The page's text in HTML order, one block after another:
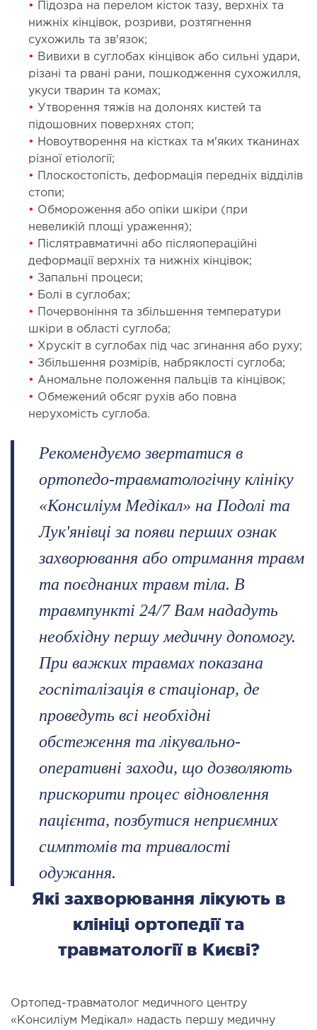
І ЛОР-ХІРУРГІЯ
лікування порожнини носа і
пазух
лікування захворювань та патологій
і глотки
лікування хропіння
хірургія обличчя
хірургія тіла
урологія
І ДЕРМАТОЛОГІЯ
косметологія
косметологія
косметологія
епіляція
косметологія
ЗАХВОРЮВАНЬ
І ЖОВЧНИХ ПРОТОК
хвороб печінки
ХІРУРГІЯ
ХІРУРГІЯ
інтенсивної терапії
стаціонар
транспортування у Києві та області
допомога в Києві
судин
(ЕКГ)
•
Підозра на перелом кісток тазу, верхніх та
нижніх кінцівок, розриви, розтягнення
сухожиль та зв'язок;
• Вивихи в суглобах кінцівок або сильні удари,
різані та рвані рани, пошкодження сухожилля,
укуси тварин та комах;
• Утворення тяжів на долонях кистей та
підошовних поверхнях стоп;
• Новоутворення на кістках та м'яких тканинах
різної етіології;
•
Плоскостопість, деформація передніх відділів
стопи;
• Обмороження або опіки шкіри (при
невеликій площі ураження);
•
Післятравматичні або післяопераційні
деформації верхніх та нижніх кінцівок;
• Запальні процеси;
• Болі в суглобах;
•
Почервоніння та збільшення температури
шкіри в області суглоба;
• Хрускіт в суглобах під час згинання або руху;
• Збільшення розмірів, набряклості суглоба;
• Аномальне положення пальців та кінцівок;
• Обмежений обсяг рухів або повна
нерухомість суглоба.
Рекомендуємо звертатися в
ортопедо-травматологічну клініку
«Консиліум Медікал» на Подолі та
Лук'янівці за появи перших ознак
захворювання або отримання травм
та поєднаних травм тіла. В
травмпункті 24/7 Вам нададуть
необхідну першу медичну допомогу.
При важких травмах показана
госпіталізація в стаціонар, де
проведуть всі необхідні
обстеження та лікувально-
оперативні заходи, що дозволяють
прискорити процес відновлення
пацієнта, позбутися неприємних
симптомів та тривалості
одужання.
Які захворювання лікують в
клініці ортопедії та
травматології в Києві?
Ортопед-травматолог медичного центру
«Консиліум Медікал» надасть першу медичну